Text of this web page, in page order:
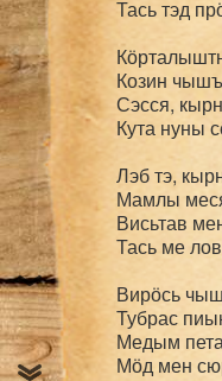
Тась тэд
Козин
Сэсся,
Кута нуны
Лэб тэ,
Мамлы
Висьтав
Тась ме
Вирӧсь
Тубрас
Медым
Мӧд мен